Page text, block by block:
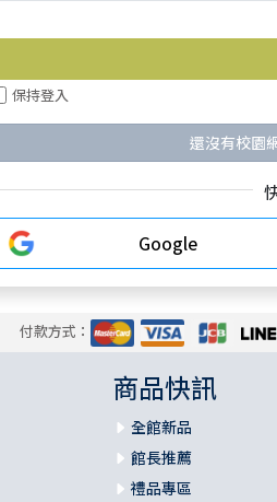
保持登入
還沒有校園
Google
付款方式：
商品快訊
全館新品
館長推薦
禮品專區